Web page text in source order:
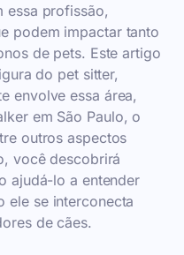
essa profissão,
podem impactar tanto
de pets. Este artigo
do pet sitter,
envolve essa área,
em São Paulo, o
outros aspectos
você descobrirá
ajudá-lo a entender
ele se interconecta
de cães.